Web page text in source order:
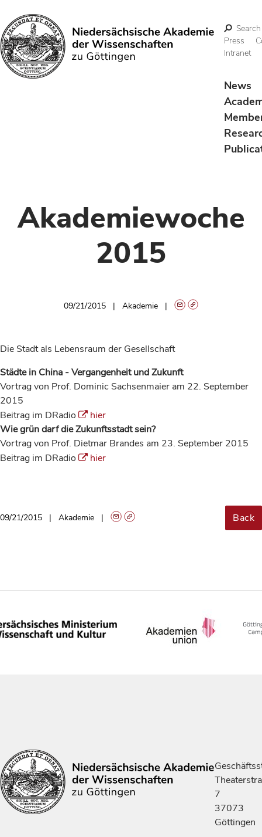
Search
Search
Press
Intranet
News
Akademiewoche
2015
09/21/2015 Akademie
Die Stadt als Lebensraum der Gesellschaft
Städte in China - Vergangenheit und Zukunft
Vortrag von Prof. Dominic Sachsenmaier am 22. September
2015
Beitrag im DRadio
hier
Wie grün darf die Zukunftsstadt sein?
Vortrag von Prof. Dietmar Brandes am 23. September 2015
Beitrag im DRadio
hier
09/21/2015 Akademie Back
7
37073
Göttingen